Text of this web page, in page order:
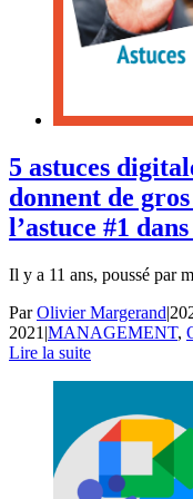
5 astuces
donnent de
l’astuce #1
Il y a 11 ans, poussé par
ParOlivier Margerand|
2021 |MANAGEMENT,
Lire la suite